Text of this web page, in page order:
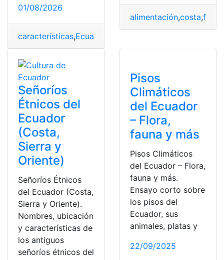
01/08/2026
características,Ecuador
alimentación,costa,
Señoríos
Étnicos del
Ecuador
(Costa,
Sierra y
Oriente)
Señoríos Étnicos
del Ecuador (Costa,
Sierra y Oriente).
Nombres, ubicación
y características de
los antiguos
señoríos étnicos del
Pisos
Climáticos
del Ecuador
– Flora,
fauna y más
Pisos Climáticos
del Ecuador – Flora,
fauna y más.
Ensayo corto sobre
los pisos del
Ecuador, sus
animales, platas y
22/09/2025